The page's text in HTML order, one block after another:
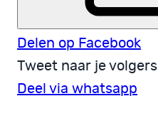
Delen op Facebook
Tweet naar je volgers
Deel via whatsapp